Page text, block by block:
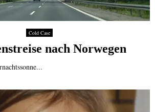
Cold Case
nach Norwegen